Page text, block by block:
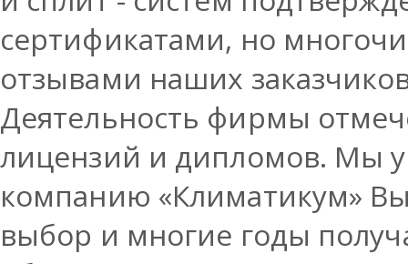
сертификатами, но
отзывами наших
Деятельность фирмы
лицензий и дипломов. Мы
компанию «Климатикум»
выбор и многие годы